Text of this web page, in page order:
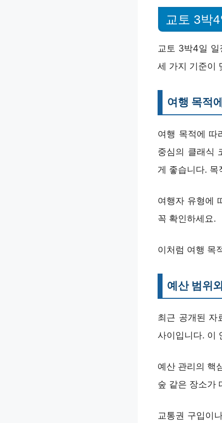
교토 3박
교토 3박4일 일
세 가지 기준이
여행 목적
여행 목적에 따
중심의 클래식
게 좋습니다.
여행자 유형에
꼭 확인하세요.
이처럼 여행 목
예산 범위
최근 공개된 자
사이입니다. 이
예산 관리의 핵
숲 같은 장소가
교통권 구입이